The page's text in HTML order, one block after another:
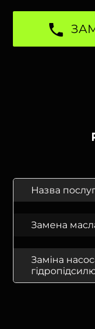
Назва
Замена
Заміна